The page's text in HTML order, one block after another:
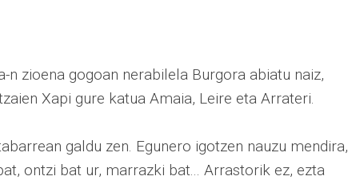
n zioena gogoan nerabilela Burgora abiatu naiz,
Xapi gure katua Amaia, Leire eta Arrateri.
galdu zen. Egunero igotzen nauzu mendira,
ontzi bat ur, marrazki bat... Arrastorik ez, ezta